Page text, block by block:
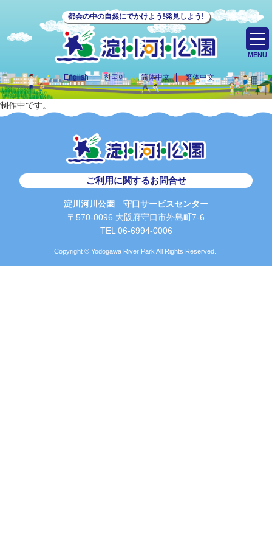
都会の中の自然にでかけよう!発見しよう!
English 한국어 简体中文 繁体中文
MENU
制作中です。
ご利用に関するお問合せ
淀川河川公園 守口サービスセンター
〒570-0096 大阪府守口市外島町7-6
TEL 06-6994-0006
Copyright © Yodogawa River Park All Rights Reserved..